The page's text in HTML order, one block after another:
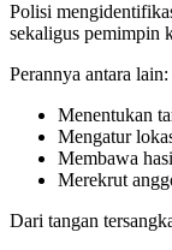
Polisi
sekaligus pemimpin
Perannya antara lain:
Menentukan
Mengatur
Membawa
Merekrut
Dari tangan